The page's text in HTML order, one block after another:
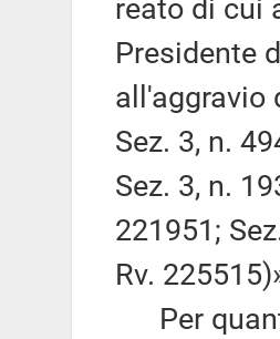
reato di cui
Presidente
all'aggravio
Sez. 3, n.
Sez. 3, n.
221951;
Rv.
Per